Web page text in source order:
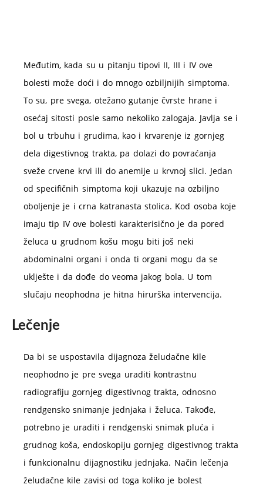
Međutim, kada su u pitanju tipovi II, III i IV ove
bolesti može doći i do mnogo ozbiljnijih simptoma.
To su, pre svega, otežano gutanje čvrste hrane i
osećaj sitosti posle samo nekoliko zalogaja. Javlja se i
bol u trbuhu i grudima, kao i krvarenje iz gornjeg
dela digestivnog trakta, pa dolazi do povraćanja
sveže crvene krvi ili do anemije u krvnoj slici. Jedan
od specifičnih simptoma koji ukazuje na ozbiljno
oboljenje je i crna katranasta stolica. Kod osoba koje
imaju tip IV ove bolesti karakterisično je da pored
želuca u grudnom košu mogu biti još neki
abdominalni organi i onda ti organi mogu da se
uklješte i da dođe do veoma jakog bola. U tom
slučaju neophodna je hitna hirurška intervencija.
Lečenje
Da bi se uspostavila dijagnoza želudačne kile
neophodno je pre svega uraditi kontrastnu
radiografiju gornjeg digestivnog trakta, odnosno
rendgensko snimanje jednjaka i želuca. Takođe,
potrebno je uraditi i rendgenski snimak pluća i
grudnog koša, endoskopiju gornjeg digestivnog trakta
i funkcionalnu dijagnostiku jednjaka. Način lečenja
želudačne kile zavisi od toga koliko je bolest